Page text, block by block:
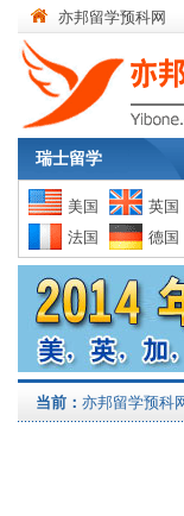
亦邦留学预科网
瑞士留学
美国 英国
法国
德国
当前： 亦邦留学预科